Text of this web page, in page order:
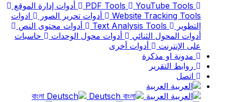
YouTube Tools
أدوات إدارة الموقع
Website Tracking Tools
أدوات تحرير الصور
ادوات
التطوير
أدوات محتوى النص
أدوات المحول الثنائي
أدوات محول الوحدات
حاسبات
على الإنترنت
أدوات أخرى
مدونة او مذكرة
روابط التقرير
اتصل
العربية
العربية
Deutsch